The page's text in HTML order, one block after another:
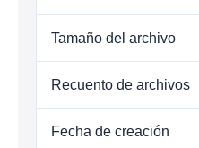
Tamaño del archivo
Recuento de archivos
Fecha de creación